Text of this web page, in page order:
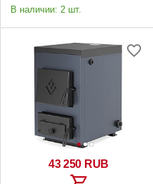
В наличии: 2 шт.
43 250 RUB